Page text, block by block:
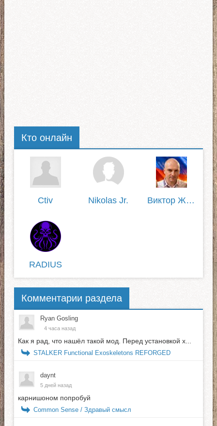
Кто онлайн
Ctiv Nikolas Jr. Виктор Жилин
RADIUS
Комментарии раздела
Ryan Gosling
4 часа назад
Как я рад, что нашёл такой мод. Перед установкой х...
STALKER Functional Exoskeletons REFORGED
daynt
5 дней назад
карнишоном попробуй
Common Sense / Здравый смысл